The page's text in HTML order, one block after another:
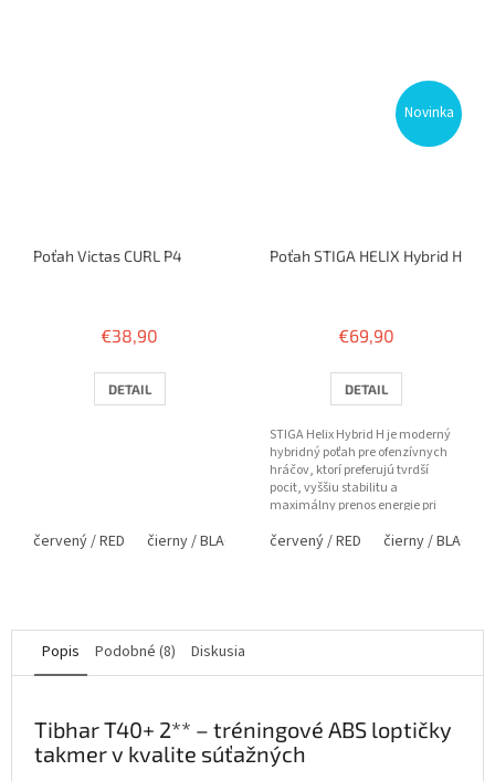
Poťah Victas CURL P4
€38,90
DETAIL
červený / RED čierny / BLACK
Novinka
Poťah STIGA HELIX Hybrid H
€69,90
DETAIL
STIGA Helix Hybrid H je moderný
hybridný poťah pre ofenzívnych
hráčov, ktorí preferujú tvrdší
pocit, vyššiu stabilitu a
maximálny prenos energie pri
červený / RED čierny / BLACK
Popis Podobné (8) Diskusia
Tibhar T40+ 2** – tréningové ABS loptičky
takmer v kvalite súťažných